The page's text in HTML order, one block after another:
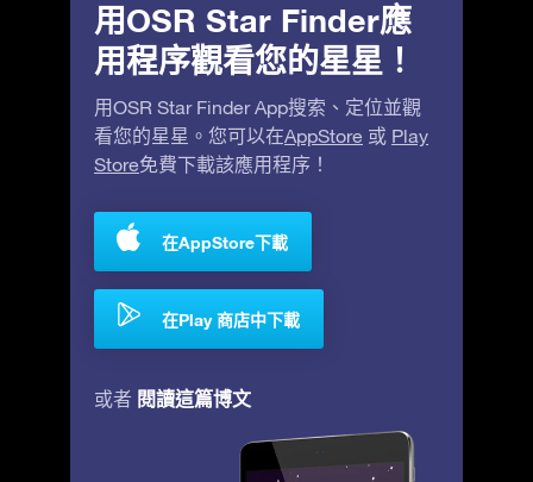
用OSR Star Finder應
用程序觀看您的星星！
用OSR Star Finder App搜索、定位並觀
看您的星星。您可以在AppStore 或 Play
Store免費下載該應用程序！
在AppStore下載
在Play 商店中下載
或者 閱讀這篇博文